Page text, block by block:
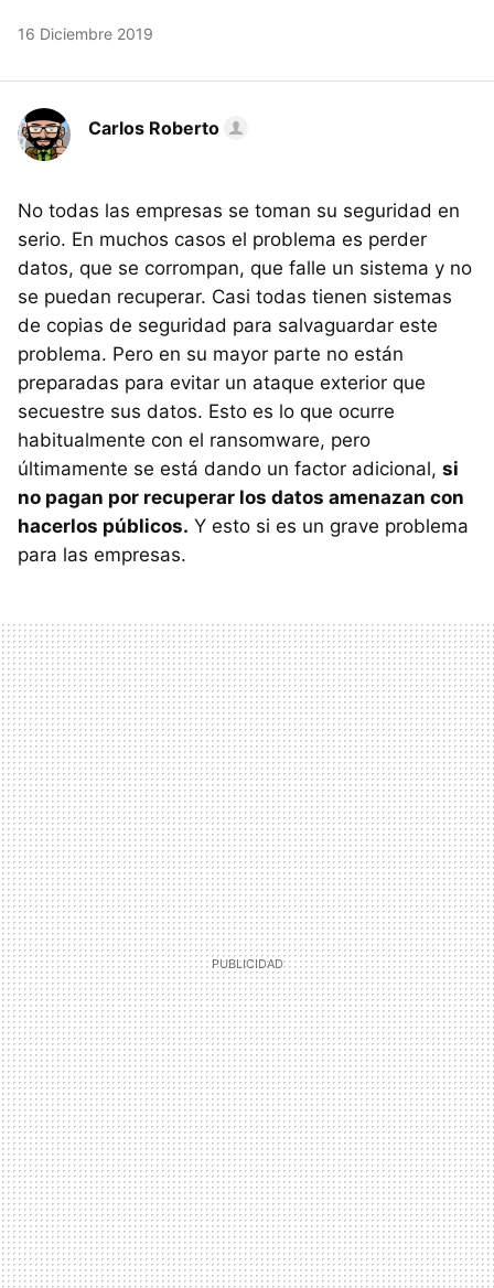
16 Diciembre 2019
Carlos Roberto
No todas las empresas se toman su seguridad en
serio. En muchos casos el problema es perder
datos, que se corrompan, que falle un sistema y no
se puedan recuperar. Casi todas tienen sistemas
de copias de seguridad para salvaguardar este
problema. Pero en su mayor parte no están
preparadas para evitar un ataque exterior que
secuestre sus datos. Esto es lo que ocurre
habitualmente con el ransomware, pero
últimamente se está dando un factor adicional, si
no pagan por recuperar los datos amenazan con
hacerlos públicos. Y esto si es un grave problema
para las empresas.